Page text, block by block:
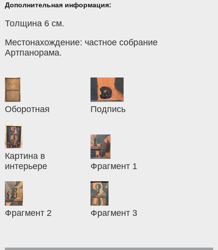
Дополнительная информация:
Толщина 6 см.
Местонахождение: частное собрание
Артпанорама.
Оборотная Подпись
Картина в
интерьере
Фрагмент 1
Фрагмент 2 Фрагмент 3